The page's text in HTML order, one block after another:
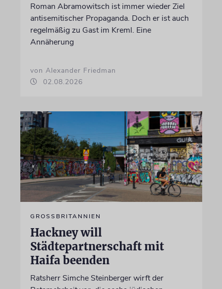
Roman Abramowitsch ist immer wieder Ziel
antisemitischer Propaganda. Doch er ist auch
regelmäßig zu Gast im Kreml. Eine
Annäherung
von Alexander Friedman
02.08.2026
GROSSBRITANNIEN
Hackney will
Städtepartnerschaft mit
Haifa beenden
Ratsherr Simche Steinberger wirft der